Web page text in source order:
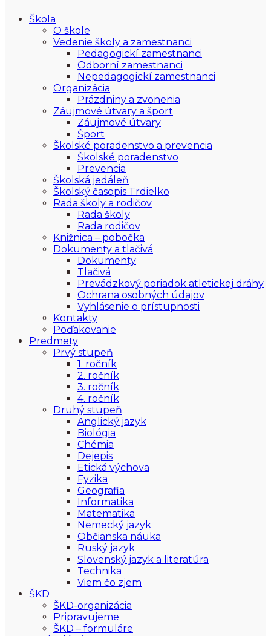
Škola
O škole
Vedenie školy a zamestnanci
Pedagogickí zamestnanci
Odborní zamestnanci
Nepedagogickí zamestnanci
Organizácia
Prázdniny a zvonenia
Záujmové útvary a šport
Záujmové útvary
Šport
Školské poradenstvo a prevencia
Školské poradenstvo
Prevencia
Školská jedáleň
Školský časopis Trdielko
Rada školy a rodičov
Rada školy
Rada rodičov
Knižnica – pobočka
Dokumenty a tlačivá
Dokumenty
Tlačivá
Prevádzkový poriadok atletickej dráhy
Ochrana osobných údajov
Vyhlásenie o prístupnosti
Kontakty
Poďakovanie
Predmety
Prvý stupeň
1. ročník
2. ročník
3. ročník
4. ročník
Druhý stupeň
Anglický jazyk
Biológia
Chémia
Dejepis
Etická výchova
Fyzika
Geografia
Informatika
Matematika
Nemecký jazyk
Občianska náuka
Ruský jazyk
Slovenský jazyk a literatúra
Technika
Viem čo zjem
ŠKD
ŠKD-organizácia
Pripravujeme
ŠKD – formuláre